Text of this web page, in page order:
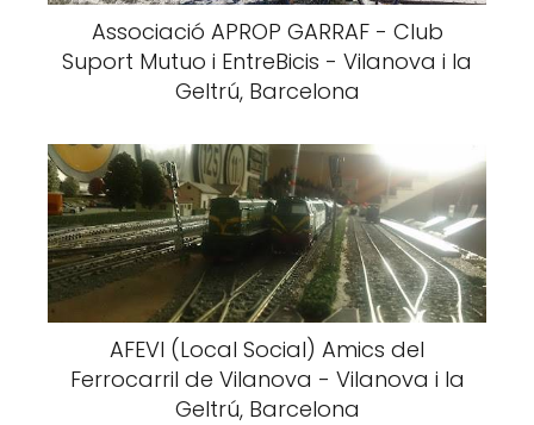
Associació APROP GARRAF - Club
Suport Mutuo i EntreBicis - Vilanova i la
Geltrú, Barcelona
AFEVI (Local Social) Amics del
Ferrocarril de Vilanova - Vilanova i la
Geltrú, Barcelona